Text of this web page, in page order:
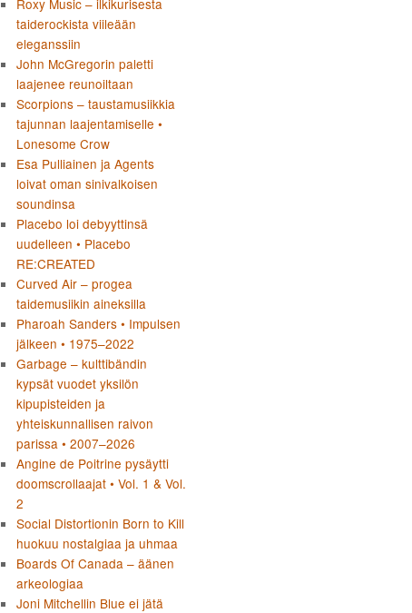
Roxy Music – ilkikurisesta
taiderockista viileään
eleganssiin
John McGregorin paletti
laajenee reunoiltaan
Scorpions – taustamusiikkia
tajunnan laajentamiselle •
Lonesome Crow
Esa Pulliainen ja Agents
loivat oman sinivalkoisen
soundinsa
Placebo loi debyyttinsä
uudelleen • Placebo
RE:CREATED
Curved Air – progea
taidemusiikin aineksilla
Pharoah Sanders • Impulsen
jälkeen • 1975–2022
Garbage – kulttibändin
kypsät vuodet yksilön
kipupisteiden ja
yhteiskunnallisen raivon
parissa • 2007–2026
Angine de Poitrine pysäytti
doomscrollaajat • Vol. 1 & Vol.
2
Social Distortionin Born to Kill
huokuu nostalgiaa ja uhmaa
Boards Of Canada – äänen
arkeologiaa
Joni Mitchellin Blue ei jätä